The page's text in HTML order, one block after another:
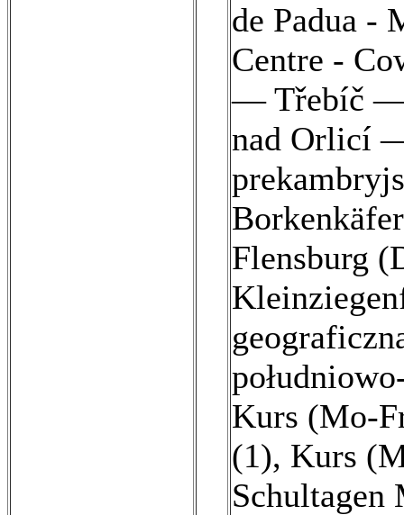
de Padua -
Centre -
— Třebíč —
nad Orlicí
Flensburg
Kurs (Mo-
(1), Kurs
Schultagen